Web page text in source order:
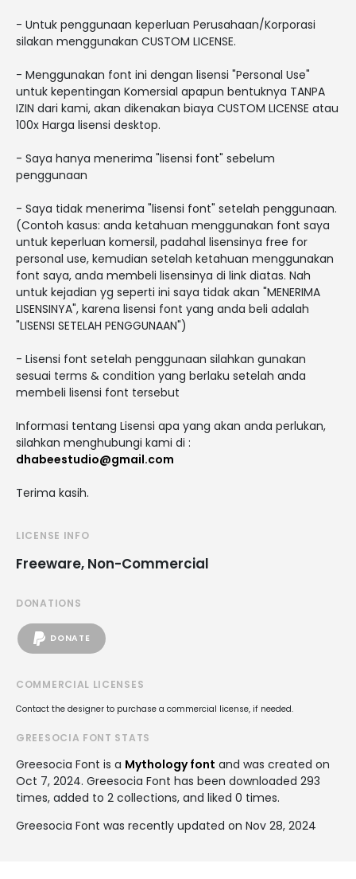
- Untuk penggunaan keperluan Perusahaan/Korporasi
silakan menggunakan CUSTOM LICENSE.
- Menggunakan font ini dengan lisensi "Personal Use"
untuk kepentingan Komersial apapun bentuknya TANPA
IZIN dari kami, akan dikenakan biaya CUSTOM LICENSE atau
100x Harga lisensi desktop.
- Saya hanya menerima "lisensi font" sebelum
penggunaan
- Saya tidak menerima "lisensi font" setelah penggunaan.
(Contoh kasus: anda ketahuan menggunakan font saya
untuk keperluan komersil, padahal lisensinya free for
personal use, kemudian setelah ketahuan menggunakan
font saya, anda membeli lisensinya di link diatas. Nah
untuk kejadian yg seperti ini saya tidak akan "MENERIMA
LISENSINYA", karena lisensi font yang anda beli adalah
"LISENSI SETELAH PENGGUNAAN")
- Lisensi font setelah penggunaan silahkan gunakan
sesuai terms & condition yang berlaku setelah anda
membeli lisensi font tersebut
Informasi tentang Lisensi apa yang akan anda perlukan,
silahkan menghubungi kami di :
dhabeestudio@gmail.com
Terima kasih.
LICENSE INFO
Freeware, Non-Commercial
DONATIONS
DONATE
COMMERCIAL LICENSES
Contact the designer to purchase a commercial license, if needed.
GREESOCIA FONT STATS
Greesocia Font is a Mythology font and was created on
Oct 7, 2024. Greesocia Font has been downloaded 293
times, added to 2 collections, and liked 0 times.
Greesocia Font was recently updated on Nov 28, 2024